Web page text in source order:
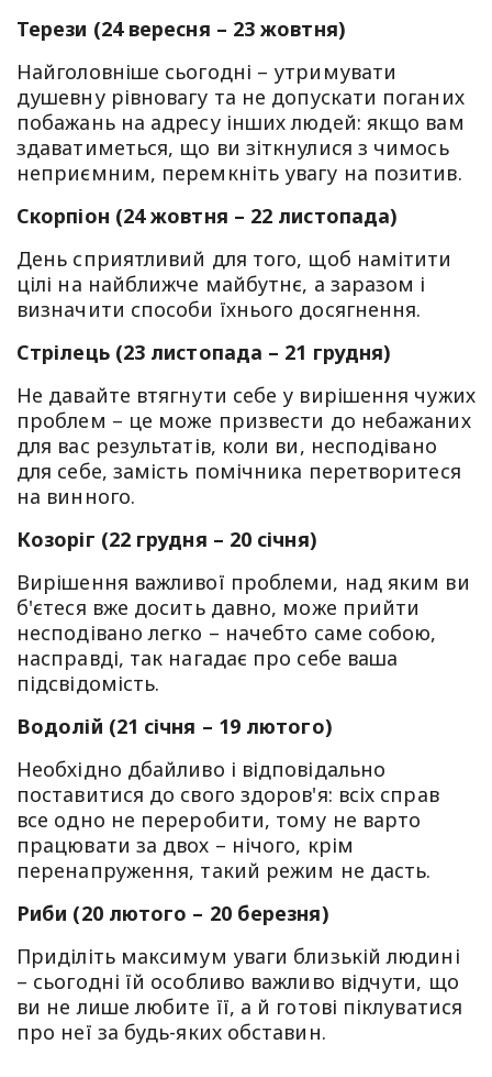
Терези (24 вересня – 23 жовтня)
Найголовніше сьогодні – утримувати
душевну рівновагу та не допускати поганих
побажань на адресу інших людей: якщо вам
здаватиметься, що ви зіткнулися з чимось
неприємним, перемкніть увагу на позитив.
Скорпіон (24 жовтня – 22 листопада)
День сприятливий для того, щоб намітити
цілі на найближче майбутнє, а заразом і
визначити способи їхнього досягнення.
Стрілець (23 листопада – 21 грудня)
Не давайте втягнути себе у вирішення чужих
проблем – це може призвести до небажаних
для вас результатів, коли ви, несподівано
для себе, замість помічника перетворитеся
на винного.
Козоріг (22 грудня – 20 січня)
Вирішення важливої проблеми, над яким ви
б'єтеся вже досить давно, може прийти
несподівано легко – начебто саме собою,
насправді, так нагадає про себе ваша
підсвідомість.
Водолій (21 січня – 19 лютого)
Необхідно дбайливо і відповідально
поставитися до свого здоров'я: всіх справ
все одно не переробити, тому не варто
працювати за двох – нічого, крім
перенапруження, такий режим не дасть.
Риби (20 лютого – 20 березня)
Приділіть максимум уваги близькій людині
– сьогодні їй особливо важливо відчути, що
ви не лише любите її, а й готові піклуватися
про неї за будь-яких обставин.